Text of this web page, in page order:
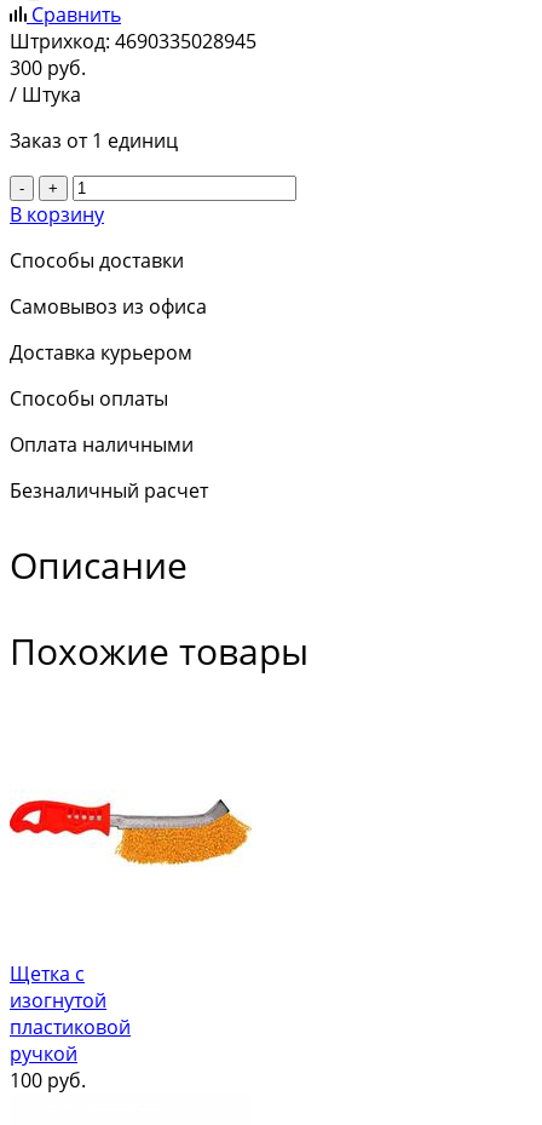
Сравнить
Штрихкод: 4690335028945
300 руб.
/ Штука
Заказ от 1 единиц
- +
В корзину
Способы доставки
Самовывоз из офиса
Доставка курьером
Способы оплаты
Оплата наличными
Безналичный расчет
Описание
Похожие товары
Щетка с
изогнутой
пластиковой
ручкой
100 руб.